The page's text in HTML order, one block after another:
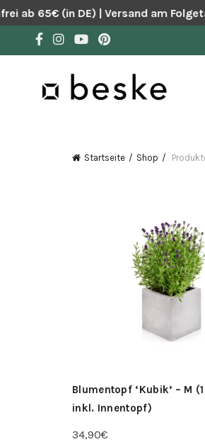
ab 65€ (in DE) | Versand am
Startseite Shop
Blumentopf ‘Kubik’ – M
inkl. Innentopf)
34,90€